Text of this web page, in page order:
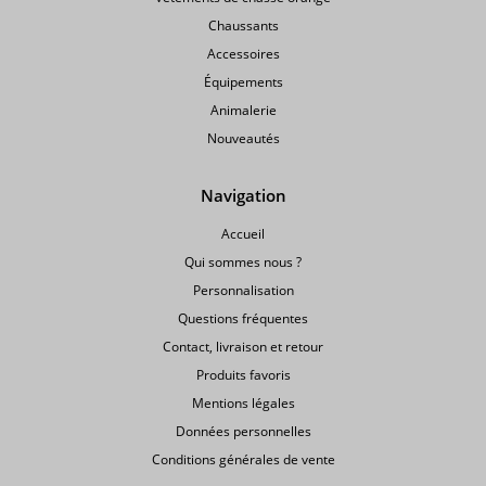
Chaussants
Accessoires
Équipements
Animalerie
Nouveautés
Navigation
Accueil
Qui sommes nous ?
Personnalisation
Questions fréquentes
Contact, livraison et retour
Produits favoris
Mentions légales
Données personnelles
Conditions générales de vente